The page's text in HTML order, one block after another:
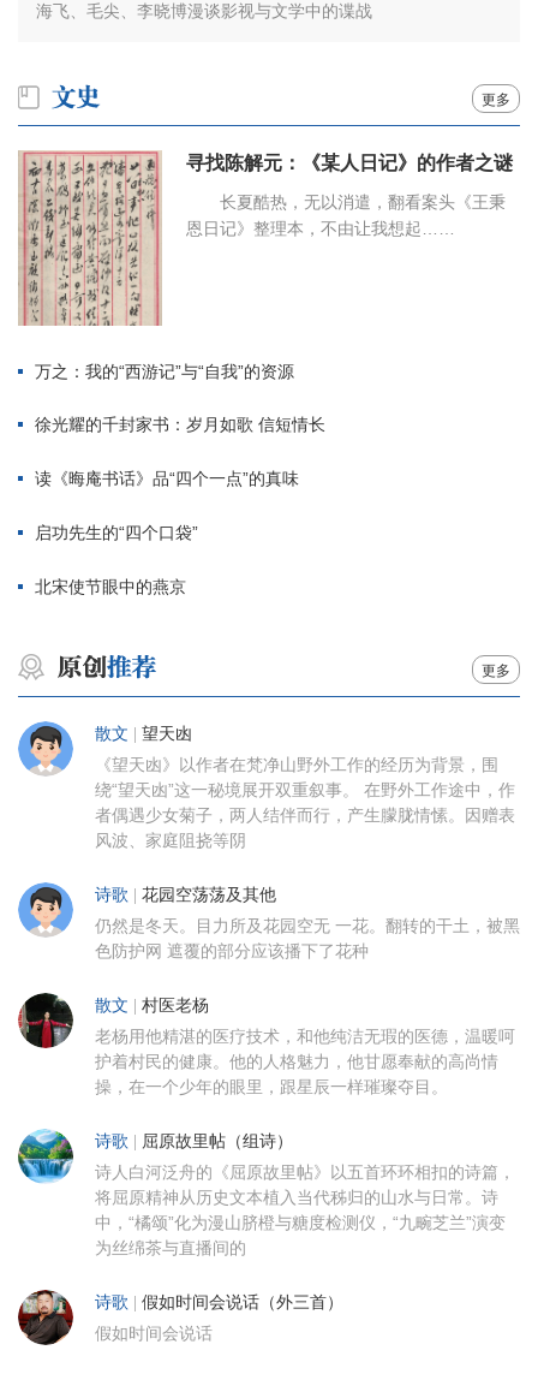
海飞、毛尖、李晓博漫谈影视与文学中的谍战
更多
寻找陈解元：《某人日记》的作者之谜
长夏酷热，无以消遣，翻看案头《王秉
恩日记》整理本，不由让我想起……
万之：我的“西游记”与“自我”的资源
徐光耀的千封家书：岁月如歌 信短情长
读《晦庵书话》品“四个一点”的真味
启功先生的“四个口袋”
北宋使节眼中的燕京
更多
散文 望天凼
《望天凼》以作者在梵净山野外工作的经历为背景，围
绕“望天凼”这一秘境展开双重叙事。 在野外工作途中，作
者偶遇少女菊子，两人结伴而行，产生朦胧情愫。因赠表
风波、家庭阻挠等阴
诗歌 花园空荡荡及其他
仍然是冬天。目力所及花园空无 一花。翻转的干土，被黑
色防护网 遮覆的部分应该播下了花种
散文 村医老杨
老杨用他精湛的医疗技术，和他纯洁无瑕的医德，温暖呵
护着村民的健康。他的人格魅力，他甘愿奉献的高尚情
操，在一个少年的眼里，跟星辰一样璀璨夺目。
诗歌 屈原故里帖（组诗）
诗人白河泛舟的《屈原故里帖》以五首环环相扣的诗篇，
将屈原精神从历史文本植入当代秭归的山水与日常。诗
中，“橘颂”化为漫山脐橙与糖度检测仪，“九畹芝兰”演变
为丝绵茶与直播间的
诗歌 假如时间会说话（外三首）
假如时间会说话